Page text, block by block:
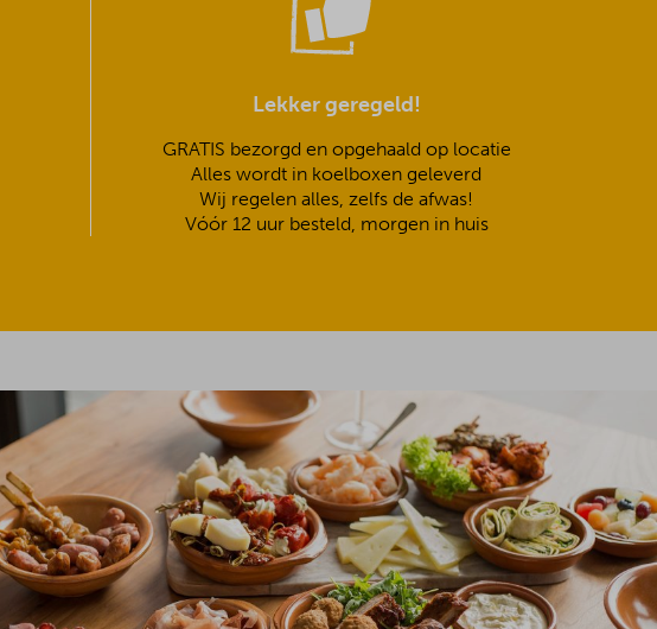
Lekker geregeld!
GRATIS bezorgd en opgehaald op locatie
Alles wordt in koelboxen geleverd
Wij regelen alles, zelfs de afwas!
Vóór 12 uur besteld, morgen in huis